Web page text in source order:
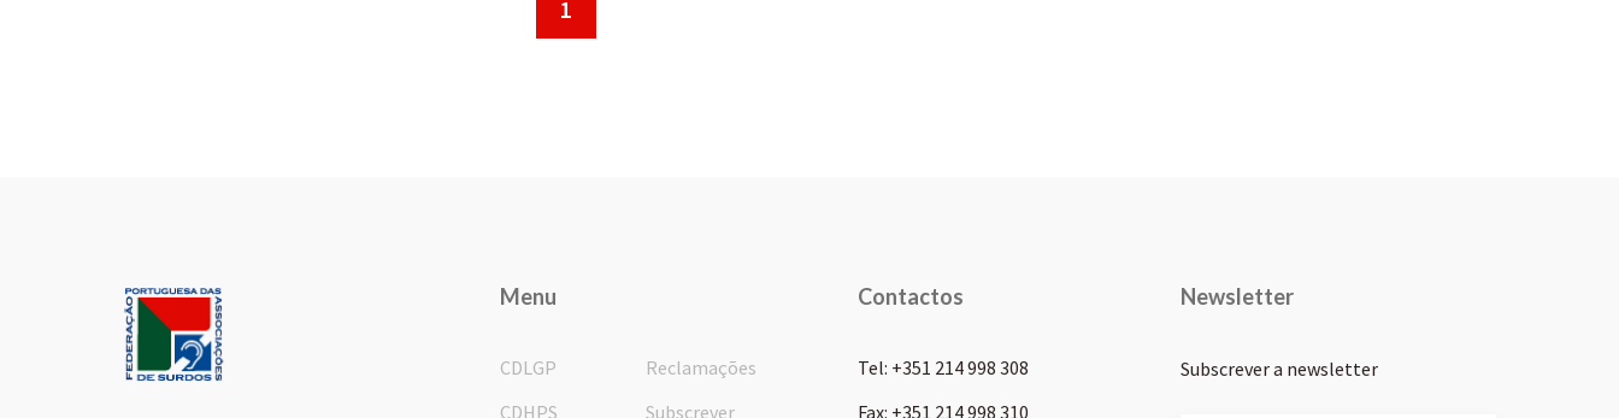
1
Menu
CDLGP
CDHPS
Reclamações
Subscrever
Contactos
Tel: +351 214 998 308
Fax: +351 214 998 310
Newsletter
Subscrever a newsletter